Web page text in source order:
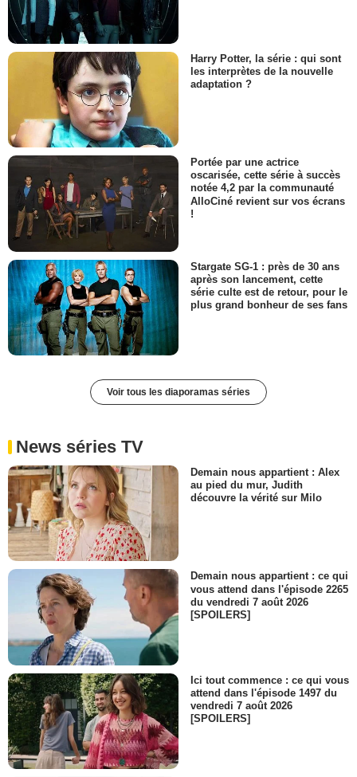
Harry Potter, la série : qui sont
les interprètes de la nouvelle
adaptation ?
Portée par une actrice
oscarisée, cette série à succès
notée 4,2 par la communauté
AlloCiné revient sur vos écrans
!
Stargate SG-1 : près de 30 ans
après son lancement, cette
série culte est de retour, pour le
plus grand bonheur de ses fans
Voir tous les diaporamas séries
News séries TV
Demain nous appartient : Alex
au pied du mur, Judith
découvre la vérité sur Milo
Demain nous appartient : ce qui
vous attend dans l'épisode 2265
du vendredi 7 août 2026
[SPOILERS]
Ici tout commence : ce qui vous
attend dans l'épisode 1497 du
vendredi 7 août 2026
[SPOILERS]